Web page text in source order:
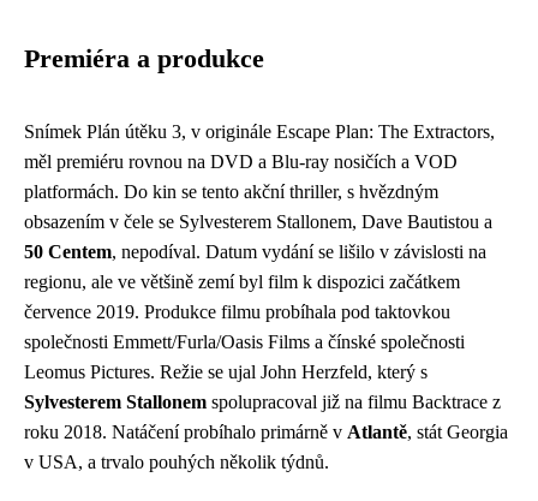
Premiéra a produkce
Snímek Plán útěku 3, v originále Escape Plan: The Extractors,
měl premiéru rovnou na DVD a Blu-ray nosičích a VOD
platformách. Do kin se tento akční thriller, s hvězdným
obsazením v čele se Sylvesterem Stallonem, Dave Bautistou a
50 Centem, nepodíval. Datum vydání se lišilo v závislosti na
regionu, ale ve většině zemí byl film k dispozici začátkem
července 2019. Produkce filmu probíhala pod taktovkou
společnosti Emmett/Furla/Oasis Films a čínské společnosti
Leomus Pictures. Režie se ujal John Herzfeld, který s
Sylvesterem Stallonem spolupracoval již na filmu Backtrace z
roku 2018. Natáčení probíhalo primárně v Atlantě, stát Georgia
v USA, a trvalo pouhých několik týdnů.